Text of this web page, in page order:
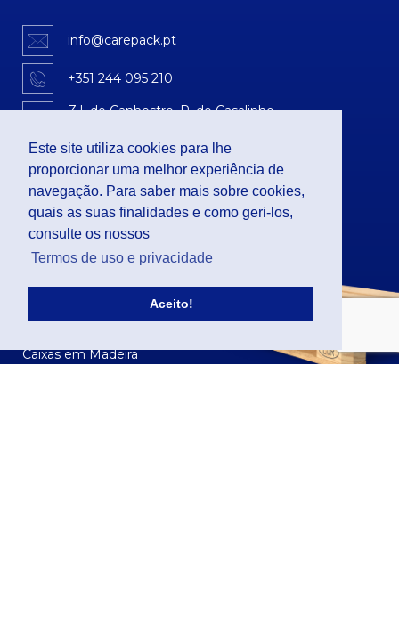
Este site utiliza cookies para lhe
proporcionar uma melhor experiência de
navegação. Para saber mais sobre cookies,
quais as suas finalidades e como geri-los,
consulte os nossos
Termos de uso e privacidade
Aceito!
info@carepack.pt
+351 244 095 210
Z.I. do Canhestro, R. do Casalinho
2410-478 Leiria
PALETES
Paletes de Madeira
Paletes de Plástico
Paletes de Fibra
Acessórios para paletes
Caixas em Madeira